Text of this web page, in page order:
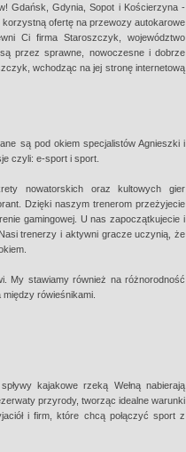
Gdańsk, Gdynia, Sopot i Kościerzyna -
ofertę na przewozy autokarowe
Ci firma Staroszczyk, województwo
przez sprawne, nowoczesne i dobrze
wchodząc na jej stronę internetową
są pod okiem specjalistów Agnieszki i
czyli: e-sport i sport.
nowatorskich oraz kultowych gier
Dzięki naszym trenerom przeżyjecie
gamingowej. U nas zapoczątkujecie i
trenerzy i aktywni gracze uczynią, że
My stawiamy również na różnorodność
rówieśnikami.
kajakowe rzeką Wełną nabierają
przyrody, tworząc idealne warunki
i firm, które chcą połączyć sport z